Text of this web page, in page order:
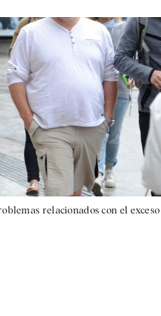
relacionados con el exceso